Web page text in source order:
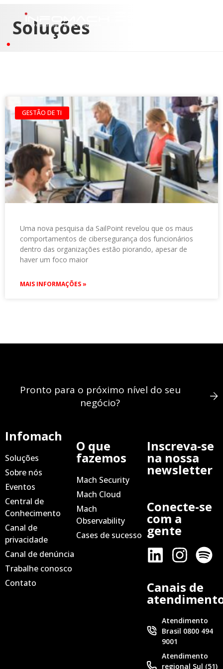
Soluções
GESTÃO DE TI
Uma nova pesquisa da SailPoint revelou que os maus
comportamentos de cibersegurança dos funcionários
dentro das organizações estão piorando, apesar de
haver um foco maior
MAIS INFORMAÇÕES »
Pronto para o próximo nível do seu
negócio?
Infomach
Soluções
Sobre nós
Eventos
Central de
Conhecimento
Canal de
privacidade
Canal de denúncia
Trabalhe conosco
Contato
O que
fazemos
Mach Security
Mach Cloud
Mach
Observability
Cases de sucesso
Inscreva-se
na nossa
newsletter
Conecte-se
com a
gente
Canais de
Atendimento
Brasil 0800 494
9001
Atendimento
regional Sul (51)